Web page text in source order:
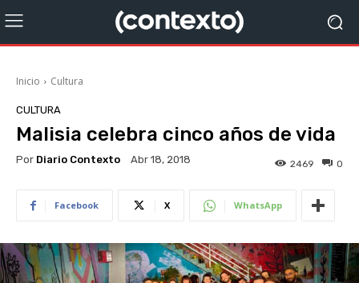
Inicio Cultura
CULTURA
Malisia celebra cinco años de vida
Por Diario Contexto Abr 18, 2018 0
2469
Facebook X WhatsApp